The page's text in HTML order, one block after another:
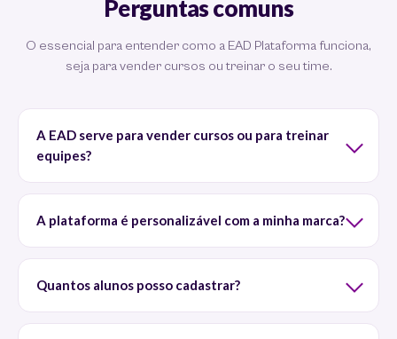
Perguntas comuns
O essencial para entender como a EAD Plataforma funciona,
seja para vender cursos ou treinar o seu time.
A EAD serve para vender cursos ou para treinar
equipes?
A plataforma é personalizável com a minha marca?
Quantos alunos posso cadastrar?